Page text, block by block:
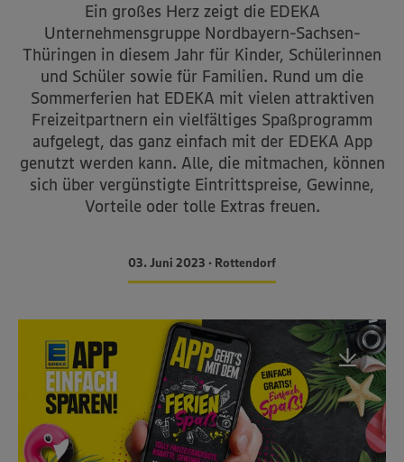
Ein großes Herz zeigt die EDEKA
Unternehmensgruppe Nordbayern-Sachsen-
Thüringen in diesem Jahr für Kinder, Schülerinnen
und Schüler sowie für Familien. Rund um die
Sommerferien hat EDEKA mit vielen attraktiven
Freizeitpartnern ein vielfältiges Spaßprogramm
aufgelegt, das ganz einfach mit der EDEKA App
genutzt werden kann. Alle, die mitmachen, können
sich über vergünstigte Eintrittspreise, Gewinne,
Vorteile oder tolle Extras freuen.
03. Juni 2023 • Rottendorf